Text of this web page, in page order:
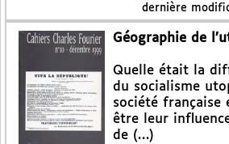
dernière
Géographie de
Quelle était la
du socialisme
société française
être leur
de (…)